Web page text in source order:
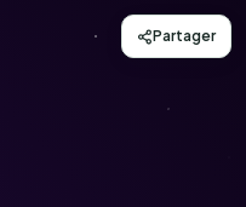
Partager